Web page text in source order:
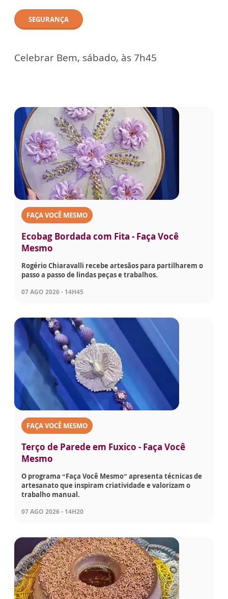
SEGURANÇA
Celebrar Bem, sábado, às 7h45
FAÇA VOCÊ MESMO
Ecobag Bordada com Fita - Faça Você
Mesmo
Rogério Chiaravalli recebe artesãos para partilharem o
passo a passo de lindas peças e trabalhos.
07 AGO 2026 - 14H45
FAÇA VOCÊ MESMO
Terço de Parede em Fuxico - Faça Você
Mesmo
O programa “Faça Você Mesmo” apresenta técnicas de
artesanato que inspiram criatividade e valorizam o
trabalho manual.
07 AGO 2026 - 14H20